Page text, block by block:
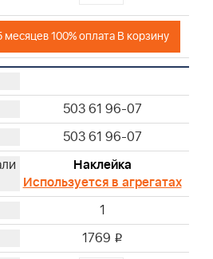
месяцев 100% оплата В корзину
503 61 96-07
503 61 96-07
Наклейка
Используется в агрегатах
1
1769 i